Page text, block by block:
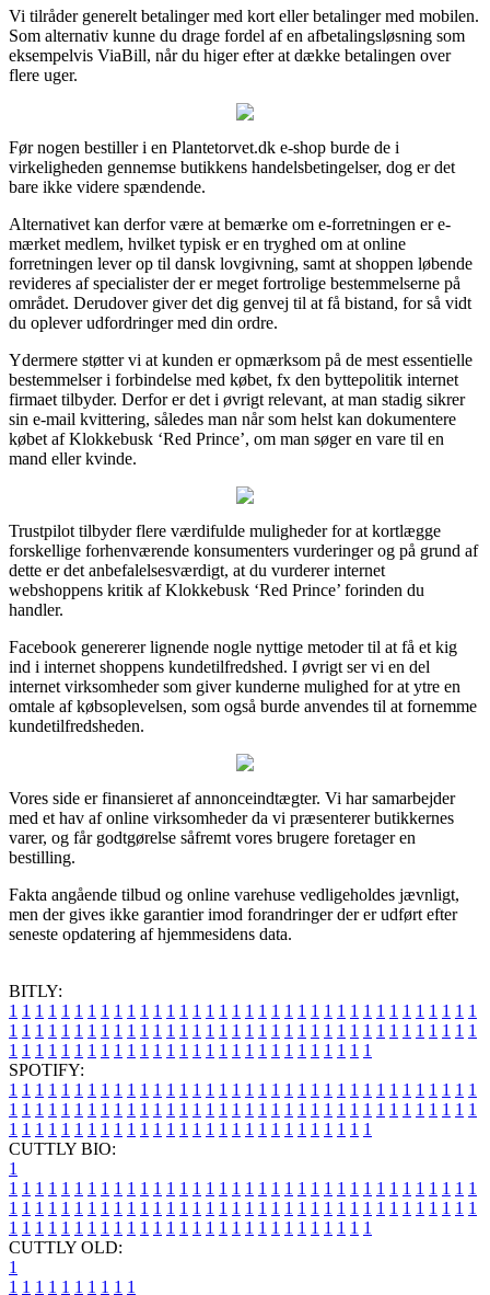
Vi tilråder generelt betalinger med kort eller betalinger med mobilen.
Som alternativ kunne du drage fordel af en afbetalingsløsning som
eksempelvis ViaBill, når du higer efter at dække betalingen over
flere uger.
Før nogen bestiller i en Plantetorvet.dk e-shop burde de i
virkeligheden gennemse butikkens handelsbetingelser, dog er det
bare ikke videre spændende.
Alternativet kan derfor være at bemærke om e-forretningen er e-
mærket medlem, hvilket typisk er en tryghed om at online
forretningen lever op til dansk lovgivning, samt at shoppen løbende
revideres af specialister der er meget fortrolige bestemmelserne på
området. Derudover giver det dig genvej til at få bistand, for så vidt
du oplever udfordringer med din ordre.
Ydermere støtter vi at kunden er opmærksom på de mest essentielle
bestemmelser i forbindelse med købet, fx den byttepolitik internet
firmaet tilbyder. Derfor er det i øvrigt relevant, at man stadig sikrer
sin e-mail kvittering, således man når som helst kan dokumentere
købet af Klokkebusk ‘Red Prince’, om man søger en vare til en
mand eller kvinde.
Trustpilot tilbyder flere værdifulde muligheder for at kortlægge
forskellige forhenværende konsumenters vurderinger og på grund af
dette er det anbefalelsesværdigt, at du vurderer internet
webshoppens kritik af Klokkebusk ‘Red Prince’ forinden du
handler.
Facebook genererer lignende nogle nyttige metoder til at få et kig
ind i internet shoppens kundetilfredshed. I øvrigt ser vi en del
internet virksomheder som giver kunderne mulighed for at ytre en
omtale af købsoplevelsen, som også burde anvendes til at fornemme
kundetilfredsheden.
Vores side er finansieret af annonceindtægter. Vi har samarbejder
med et hav af online virksomheder da vi præsenterer butikkernes
varer, og får godtgørelse såfremt vores brugere foretager en
bestilling.
Fakta angående tilbud og online varehuse vedligeholdes jævnligt,
men der gives ikke garantier imod forandringer der er udført efter
seneste opdatering af hjemmesidens data.
BITLY:
1 1 1 1 1 1 1 1 1 1 1 1 1 1 1 1 1 1 1 1 1 1 1 1 1 1 1 1 1 1 1 1 1 1 1 1
1 1 1 1 1 1 1 1 1 1 1 1 1 1 1 1 1 1 1 1 1 1 1 1 1 1 1 1 1 1 1 1 1 1 1 1
1 1 1 1 1 1 1 1 1 1 1 1 1 1 1 1 1 1 1 1 1 1 1 1 1 1 1 1
SPOTIFY:
1 1 1 1 1 1 1 1 1 1 1 1 1 1 1 1 1 1 1 1 1 1 1 1 1 1 1 1 1 1 1 1 1 1 1 1
1 1 1 1 1 1 1 1 1 1 1 1 1 1 1 1 1 1 1 1 1 1 1 1 1 1 1 1 1 1 1 1 1 1 1 1
1 1 1 1 1 1 1 1 1 1 1 1 1 1 1 1 1 1 1 1 1 1 1 1 1 1 1 1
CUTTLY BIO:
1
1 1 1 1 1 1 1 1 1 1 1 1 1 1 1 1 1 1 1 1 1 1 1 1 1 1 1 1 1 1 1 1 1 1 1 1
1 1 1 1 1 1 1 1 1 1 1 1 1 1 1 1 1 1 1 1 1 1 1 1 1 1 1 1 1 1 1 1 1 1 1 1
1 1 1 1 1 1 1 1 1 1 1 1 1 1 1 1 1 1 1 1 1 1 1 1 1 1 1 1
CUTTLY OLD:
1
1 1 1 1 1 1 1 1 1 1